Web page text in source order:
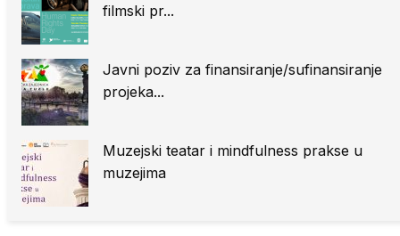
filmski pr...
Javni poziv za finansiranje/sufinansiranje
projeka...
Muzejski teatar i mindfulness prakse u
muzejima